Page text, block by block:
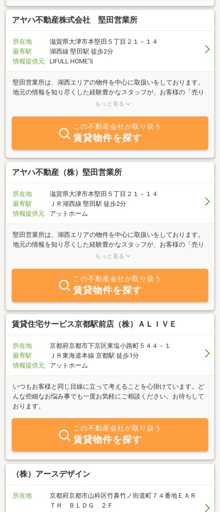
アヤハ不動産株式会社 堅田営業所
所在地
滋賀県大津市本堅田５丁目２１－１４
最寄駅
湖西線 堅田駅 徒歩2分
情報提供元
LIFULL HOME'S
堅田営業所は、湖西エリアの物件を中心に取扱いをしております。
地元の情報を知り尽くした経験豊かなスタッフが、お客様の「売り
たい」「買いたい」「借りたい」「貸したい」のお手伝いをさせて
もっと見る
この不動産会社が取り扱う
賃貸物件を探す
アヤハ不動産（株）堅田営業所
所在地
滋賀県大津市本堅田５丁目２１－１４
最寄駅
ＪＲ湖西線 堅田駅 徒歩2分
情報提供元
アットホーム
堅田営業所は、湖西エリアの物件を中心に取扱いをしております。
地元の情報を知り尽くした経験豊かなスタッフが、お客様の「売り
たい」「買いたい」「借りたい」「貸したい」のお手伝いをさせて
もっと見る
この不動産会社が取り扱う
賃貸物件を探す
賃貸住宅サービス京都駅前店（株）ＡＬＩＶＥ
所在地
京都府京都市下京区東塩小路町５４４－１
最寄駅
ＪＲ東海道本線 京都駅 徒歩1分
情報提供元
アットホーム
いつもお客様と同じ目線に立って考えることを心掛けています。ど
んな些細なお悩み事でも一度お気軽にご相談ください。お待ちして
おります。
この不動産会社が取り扱う
賃貸物件を探す
（株）アースデザイン
所在地
京都府京都市山科区竹鼻竹ノ街道町７４番地ＥＡＲ
ＴＨ ＢＬＤＧ ２Ｆ